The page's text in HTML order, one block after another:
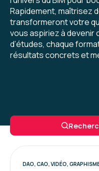
Rapidement, maîtrisez
transformeront votre
vous aspiriez à devenir
d’études, chaque
résultats concrets et
DAO, CAO, VIDÉO,